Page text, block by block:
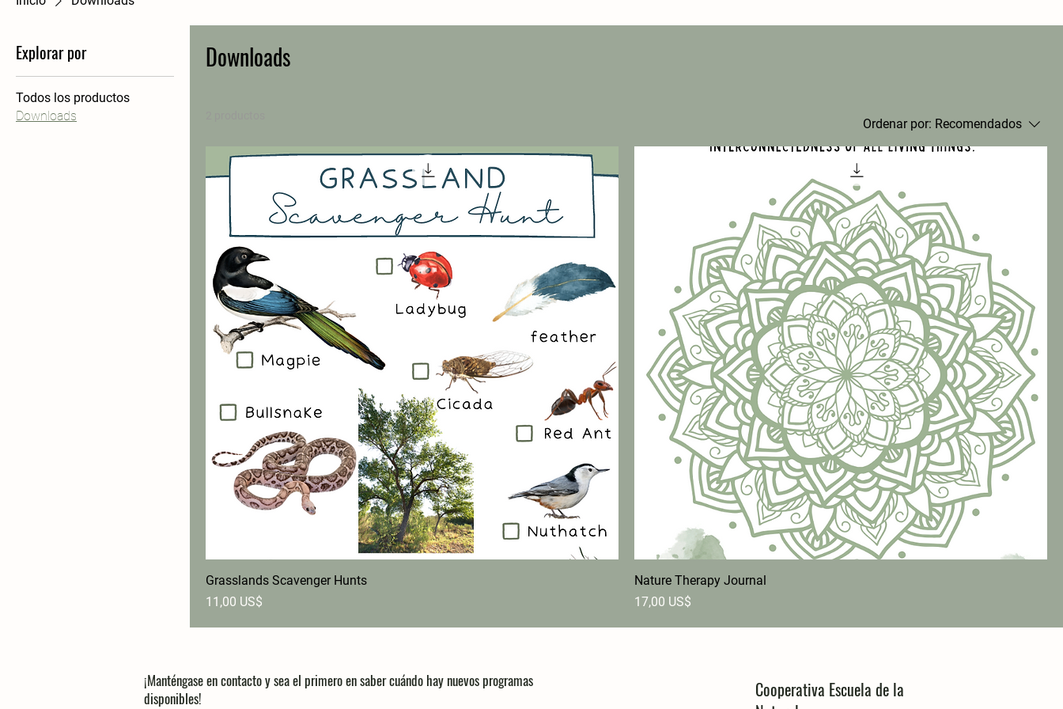
Explorar por
Todos los productos
Downloads
Downloads
Ordenar por: Recomendados
Grasslands Scavenger Hunts
Precio
11,00 US$
Nature Therapy Journal
Precio
17,00 US$
¡Manténgase en contacto y sea el primero en saber cuándo hay nuevos programas
disponibles!
Cooperativa Escuela de la